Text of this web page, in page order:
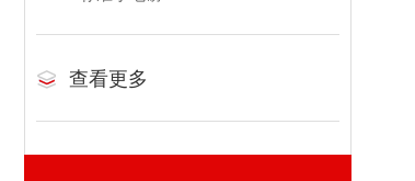
查看更多